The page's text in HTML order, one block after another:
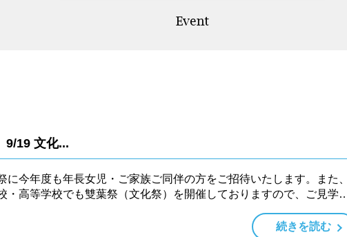
Event
9/19 文化...
に今年度も年長女児・ご家族ご同伴の方をご招待いたします。また
・高等学校でも雙葉祭（文化祭）を開催しておりますので、ご見学
続きを読む